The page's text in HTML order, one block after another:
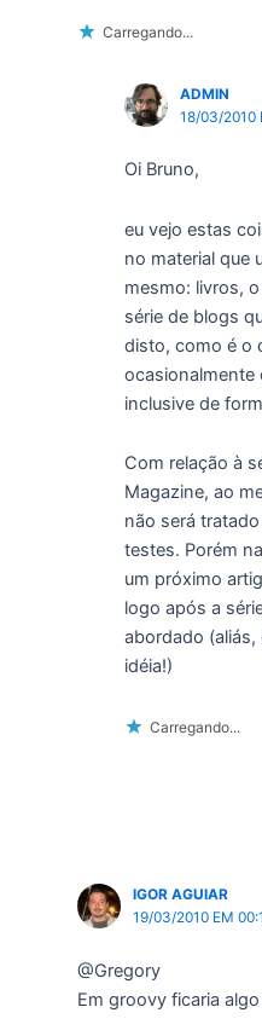
Carregando...
ADMIN
18/03/2010
Oi Bruno,
eu vejo estas
no material que
mesmo: livros,
série de blogs
disto, como é o
ocasionalmente
inclusive de
Com relação à
Magazine, ao
não será
testes. Porém
um próximo
logo após a
abordado (aliás,
idéia!)
Carregando...
IGOR AGUIAR
19/03/2010 EM
@Gregory
Em groovy ficaria